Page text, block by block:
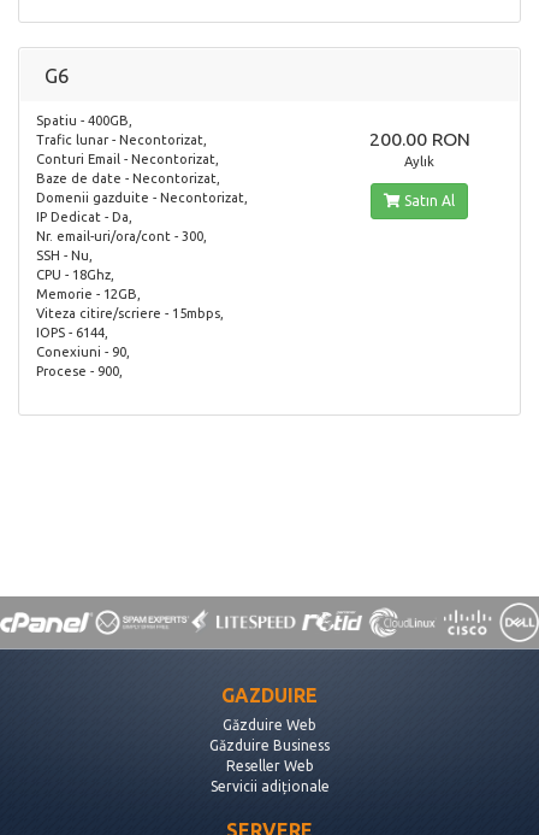
G6
Spatiu - 400GB,
Trafic lunar - Necontorizat,
Conturi Email - Necontorizat,
Baze de date - Necontorizat,
Domenii gazduite - Necontorizat,
IP Dedicat - Da,
Nr. email-uri/ora/cont - 300,
SSH - Nu,
CPU - 18Ghz,
Memorie - 12GB,
Viteza citire/scriere - 15mbps,
IOPS - 6144,
Conexiuni - 90,
Procese - 900,
200.00 RON
Aylık
Satın Al
GAZDUIRE
Găzduire Web
Găzduire Business
Reseller Web
Servicii adiționale